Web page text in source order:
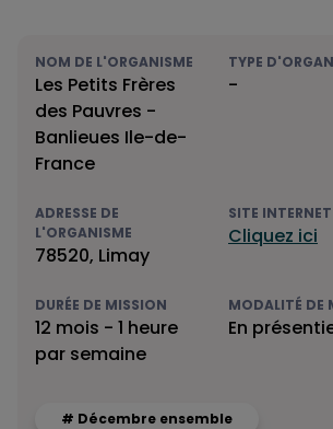
NOM DE L'ORGANISME
Les Petits Frères
des Pauvres -
Banlieues Ile-de-
France
TYPE
-
ADRESSE DE
L'ORGANISME
78520, Limay
SITE
Cliquez ici
DURÉE DE MISSION
12 mois - 1 heure
par semaine
MODALITÉ DE
En
# Décembre ensemble